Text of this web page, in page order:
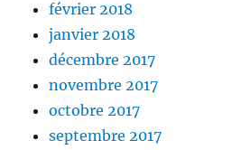
février 2018
janvier 2018
décembre 2017
novembre 2017
octobre 2017
septembre 2017